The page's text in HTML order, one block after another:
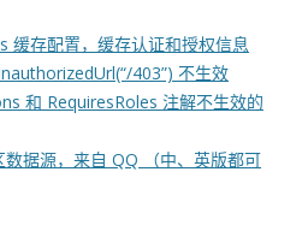
缓存配置，缓存认证和授权信息
403”) 不生效
和 RequiresRoles 注解不生效的
据源，来自 QQ （中、英版都可